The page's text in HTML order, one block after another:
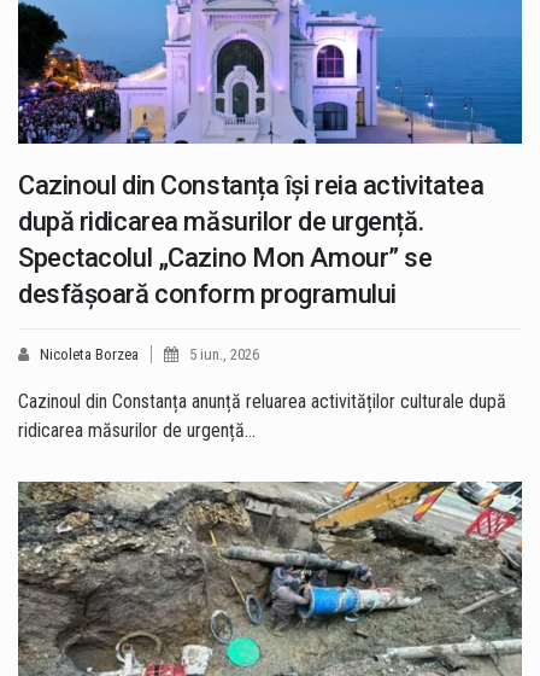
Cazinoul din Constanța își reia activitatea
după ridicarea măsurilor de urgență.
Spectacolul „Cazino Mon Amour” se
desfășoară conform programului
Nicoleta Borzea 5 iun., 2026
Cazinoul din Constanța anunță reluarea activităților culturale după
ridicarea măsurilor de urgență…